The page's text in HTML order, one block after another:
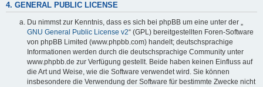
4. GENERAL PUBLIC LICENSE
Du nimmst zur Kenntnis, dass es sich bei phpBB um eine unter der „
GNU General Public License v2“ (GPL) bereitgestellten Foren-Software
von phpBB Limited (www.phpbb.com) handelt; deutschsprachige
Informationen werden durch die deutschsprachige Community unter
www.phpbb.de zur Verfügung gestellt. Beide haben keinen Einfluss auf
die Art und Weise, wie die Software verwendet wird. Sie können
insbesondere die Verwendung der Software für bestimmte Zwecke nicht